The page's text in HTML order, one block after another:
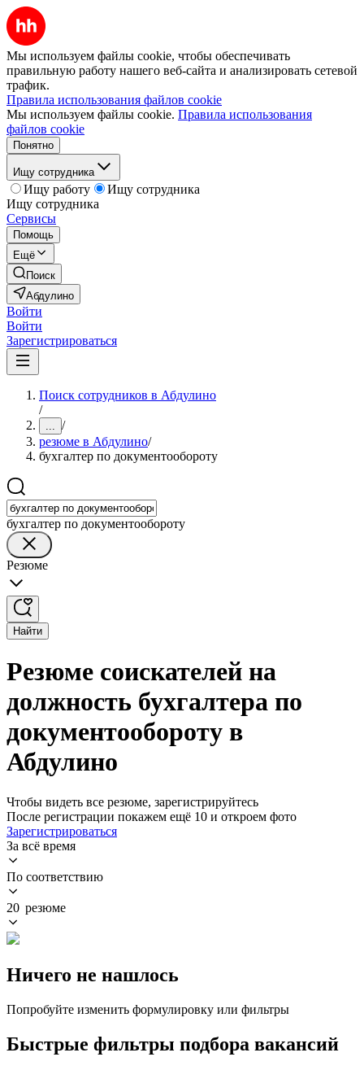
Мы используем файлы cookie, чтобы обеспечивать
правильную работу нашего веб-сайта и анализировать сетевой
трафик.
Правила использования файлов cookie
Мы используем файлы cookie. Правила использования
файлов cookie
Понятно
Ищу сотрудника
Ищу работу
Ищу сотрудника
Ищу сотрудника
Сервисы
Помощь
Ещё
Поиск
Абдулино
Войти
Войти
Зарегистрироваться
Поиск сотрудников в Абдулино
/
... /
резюме в Абдулино/
бухгалтер по документообороту
бухгалтер по документообороту
Резюме
Найти
Резюме соискателей на
должность бухгалтера по
документообороту в
Абдулино
Чтобы видеть все резюме, зарегистрируйтесь
После регистрации покажем ещё 10 и откроем фото
Зарегистрироваться
За всё время
По соответствию
20 резюме
Ничего не нашлось
Попробуйте изменить формулировку или фильтры
Быстрые фильтры подбора вакансий